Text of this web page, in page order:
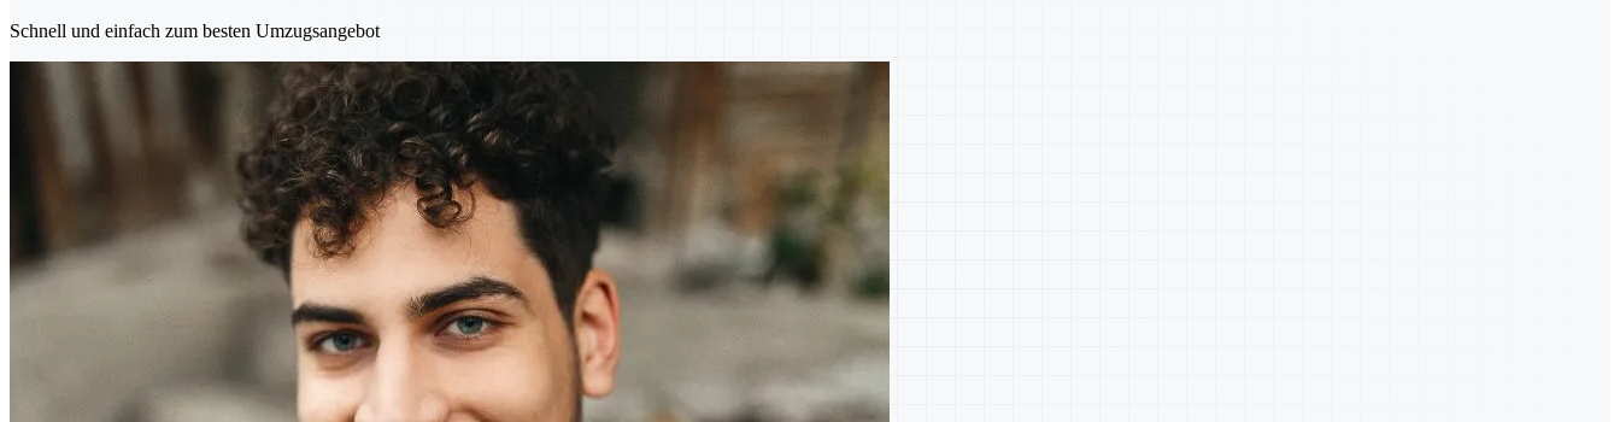
Schnell und einfach zum besten Umzugsangebot